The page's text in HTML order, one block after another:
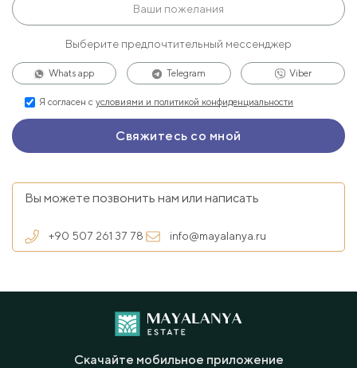
Выберите предпочтительный мессенджер
Whats app Telegram Viber
Я согласен с условиями и политикой конфиденциальности
Вы можете позвонить нам или написать
+90 507 261 37 78 info@mayalanya.ru
Скачайте мобильное приложение